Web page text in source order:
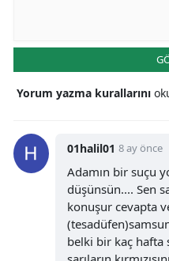
Yorum yazma kurallarını
01halil01 8 ay önce
Adamın bir suçu
düşünsün.... Sen
konuşur cevapta
belki bir kaç hafta